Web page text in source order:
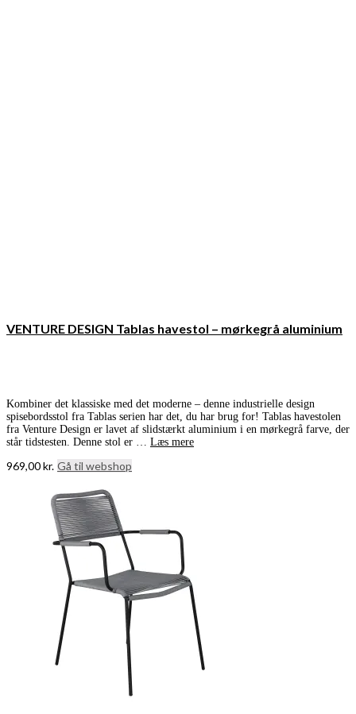
VENTURE DESIGN Tablas havestol – mørkegrå aluminium
Kombiner det klassiske med det moderne – denne industrielle design
spisebordsstol fra Tablas serien har det, du har brug for! Tablas havestolen
fra Venture Design er lavet af slidstærkt aluminium i en mørkegrå farve, der
står tidstesten. Denne stol er … Læs mere
969,00kr. Gå til webshop